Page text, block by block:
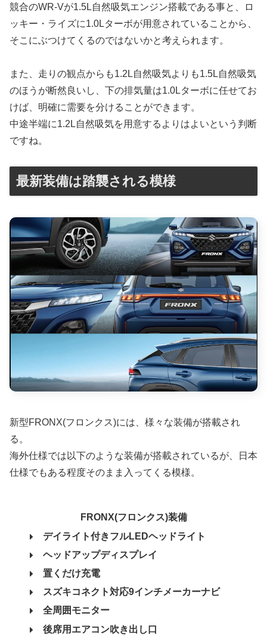
競合のWR-Vが1.5L自然吸気エンジン搭載である事と、ロ
ッキー・ライズに1.0Lターボが用意されていることから、
そこにぶつけてくるのではないかと考えられます。
また、走りの観点からも1.2L自然吸気よりも1.5L自然吸気
のほうが断然良いし、下の排気量は1.0Lターボに任せてお
けば、明確に需要を分けることができます。
中途半端に1.2L自然吸気を用意するよりはよいという判断
ですね。
最新装備は踏襲される模様
新型FRONX(フロンクス)には、様々な装備が搭載され
る。
海外仕様では以下のような装備が搭載されているが、日本
仕様でもある程度そのまま入ってくる模様。
FRONX(フロンクス)装備
デイライト付きフルLEDヘッドライト
ヘッドアップディスプレイ
置くだけ充電
スズキコネクト対応9インチメーカーナビ
全周囲モニター
後席用エアコン吹き出し口